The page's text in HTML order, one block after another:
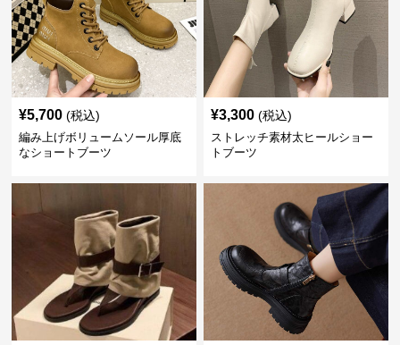
¥5,700 (税込)
編み上げボリュームソール厚底
なショートブーツ
¥3,300 (税込)
ストレッチ素材太ヒールショー
トブーツ